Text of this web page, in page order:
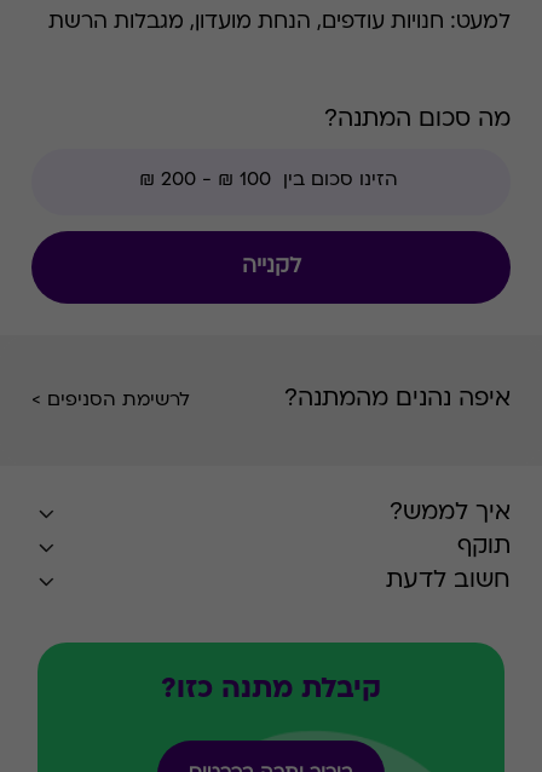
למעט: חנויות עודפים, הנחת מועדון, מגבלות הרשת
ההנעלה והאקססוריז לנשים שנוסד בניו יורק בשנת
הגלובוס. בשנת 1999 המותג הגיע לישראל וקבוצת
בפריסה ארצית רחבה. הרשת מתמחה במגוון רחב
של דגמי נעליים, תיקים, ארנקים ומגוון אביזרים
מה סכום המתנה?
לקנייה
איפה נהנים מהמתנה? לרשימת הסניפים >
איך לממש?
תוקף
חשוב לדעת
קיבלת מתנה כזו?